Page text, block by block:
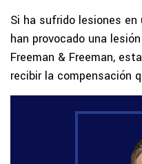
Si ha sufrido lesiones
han provocado una
Freeman & Freeman,
recibir la compensación